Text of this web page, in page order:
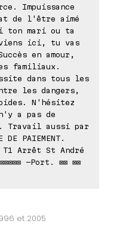
Impuissance
de l'être aimé
ton mari ou ta
ici, tu vas
en amour,
familiaux.
dans tous les
les dangers,
N'hésitez
a pas de
Travail aussi par
PAIEMENT.
Arrêt St André
-Port. ⊠⊠ ⊠⊠
et 2005